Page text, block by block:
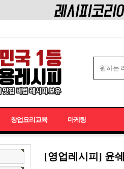
창업요리교육 마케팅
[영업레시피] 윤